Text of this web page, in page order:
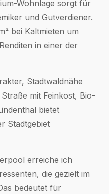
Wohnlage sorgt für
und Gutverdiener.
bei Kaltmieten um
in einer der
Stadtwaldnähe
mit Feinkost, Bio-
bietet
Stadtgebiet
erreiche ich
die gezielt im
bedeutet für